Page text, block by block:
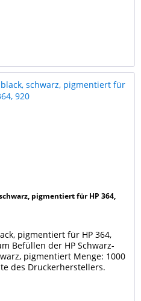
pigmentiert für HP 364,
pigmentiert für HP 364,
Befüllen der HP Schwarz-
pigmentiert Menge: 1000
des Druckerherstellers.